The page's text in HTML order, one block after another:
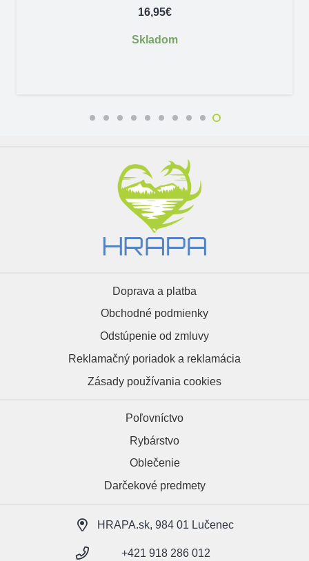
16,95€
Skladom
Doprava a platba
Obchodné podmienky
Odstúpenie od zmluvy
Reklamačný poriadok a reklamácia
Zásady používania cookies
Poľovníctvo
Rybárstvo
Oblečenie
Darčekové predmety
HRAPA.sk, 984 01 Lučenec
+421 918 286 012